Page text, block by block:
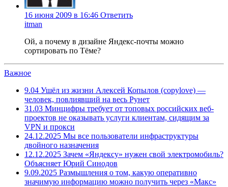
16 июня 2009 в 16:46 Ответить
itman
Ой, а почему в дизайне Яндекс-почты можно
сортировать по Тёме?
Важное
9.04 Ушёл из жизни Алексей Копылов (copylove) —
человек, повлиявший на весь Рунет
31.03 Минцифры требует от топовых российских веб-
проектов не оказывать услуги клиентам, сидящим за
VPN и прокси
24.12.2025 Мы все пользователи инфраструктуры
двойного назначения
12.12.2025 Зачем «Яндексу» нужен свой электромобиль?
Объясняет Юрий Синодов
9.09.2025 Размышления о том, какую оперативно
значимую информацию можно получить через «Макс»